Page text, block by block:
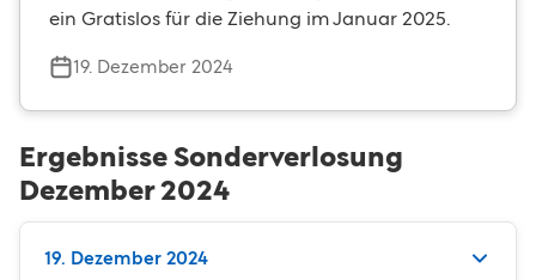
ein Gratislos für die Ziehung im Januar 2025.
19. Dezember 2024
Ergebnisse Sonderverlosung
Dezember 2024
19. Dezember 2024